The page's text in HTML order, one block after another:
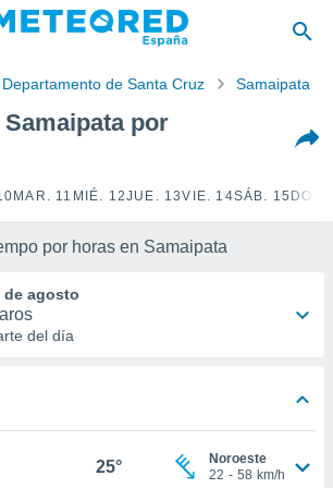
Departamento de Santa Cruz Samaipata
por
MAR. 11 MIÉ. 12JUE. 13VIE. 14SÁB. 15
por horas en Samaipata
de agosto
del día
25°
Noroeste
22 - 58 km/h